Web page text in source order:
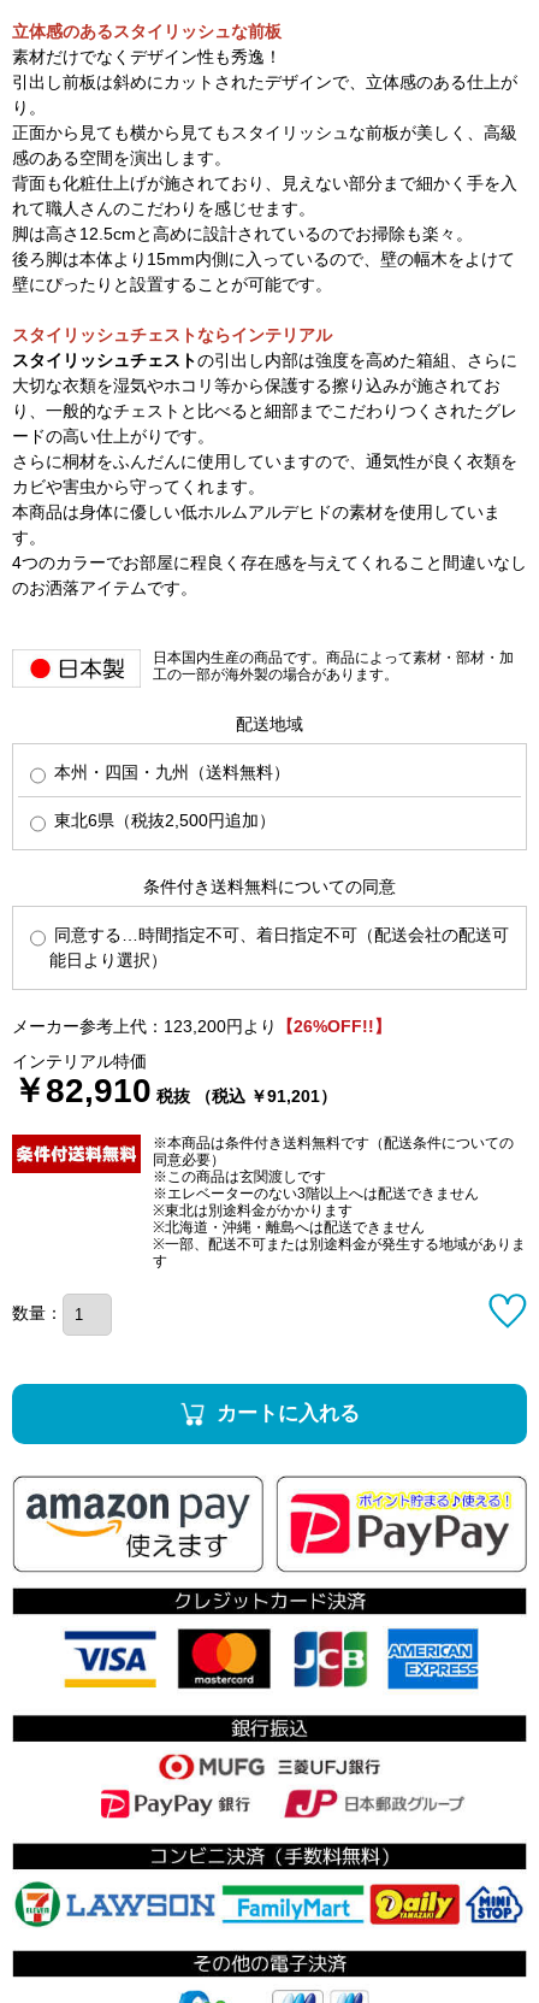
立体感のあるスタイリッシュな前板
素材だけでなくデザイン性も秀逸！
引出し前板は斜めにカットされたデザインで、立体感のある仕上が
り。
正面から見ても横から見てもスタイリッシュな前板が美しく、高級
感のある空間を演出します。
背面も化粧仕上げが施されており、見えない部分まで細かく手を入
れて職人さんのこだわりを感じせます。
脚は高さ12.5cmと高めに設計されているのでお掃除も楽々。
後ろ脚は本体より15mm内側に入っているので、壁の幅木をよけて
壁にぴったりと設置することが可能です。
スタイリッシュチェストならインテリアル
スタイリッシュチェストの引出し内部は強度を高めた箱組、さらに
大切な衣類を湿気やホコリ等から保護する擦り込みが施されてお
り、一般的なチェストと比べると細部までこだわりつくされたグレ
ードの高い仕上がりです。
さらに桐材をふんだんに使用していますので、通気性が良く衣類を
カビや害虫から守ってくれます。
本商品は身体に優しい低ホルムアルデヒドの素材を使用していま
す。
4つのカラーでお部屋に程良く存在感を与えてくれること間違いなし
のお洒落アイテムです。
日本国内生産の商品です。商品によって素材・部材・加
工の一部が海外製の場合があります。
配送地域
本州・四国・九州（送料無料）
東北6県（税抜2,500円追加）
条件付き送料無料についての同意
同意する…時間指定不可、着日指定不可（配送会社の配送可
能日より選択）
メーカー参考上代：123,200円より
【26%OFF!!】
インテリアル特価
￥82,910 税抜 （税込 ￥91,201）
※本商品は条件付き送料無料です（配送条件についての
同意必要）
※この商品は玄関渡しです
※エレベーターのない3階以上へは配送できません
※東北は別途料金がかかります
※北海道・沖縄・離島へは配送できません
※一部、配送不可または別途料金が発生する地域がありま
す
数量：
カートに入れる